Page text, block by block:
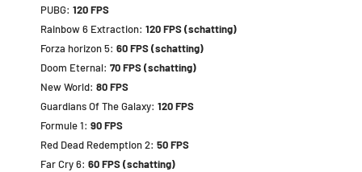
PUBG: 120 FPS
Rainbow 6 Extraction: 120 FPS (schatting)
Forza horizon 5: 60 FPS (schatting)
Doom Eternal: 70 FPS (schatting)
New World: 80 FPS
Guardians Of The Galaxy: 120 FPS
Formule 1: 90 FPS
Red Dead Redemption 2: 50 FPS
Far Cry 6: 60 FPS (schatting)